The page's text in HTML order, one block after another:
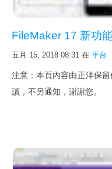
FileMaker 17 新功
五月 15, 2018 08:31 在 平台
注意：本頁內容由正洋保
讀，不另通知，謝謝您。